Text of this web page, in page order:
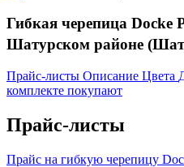
Гибкая черепица Docke
Шатурском районе
Прайс-листы Описание Цвета
комплекте покупают
Прайс-листы
Прайс на гибкую черепицу